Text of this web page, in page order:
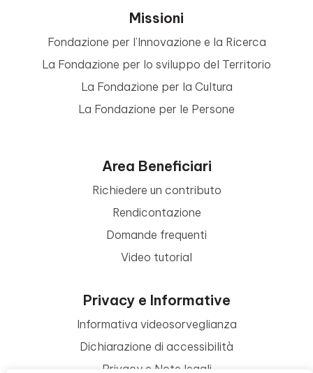
Missioni
Fondazione per l’Innovazione e la Ricerca
La Fondazione per lo sviluppo del Territorio
La Fondazione per la Cultura
La Fondazione per le Persone
Area Beneficiari
Richiedere un contributo
Rendicontazione
Domande frequenti
Video tutorial
Privacy e Informative
Informativa videosorveglianza
Dichiarazione di accessibilità
Privacy e Note legali